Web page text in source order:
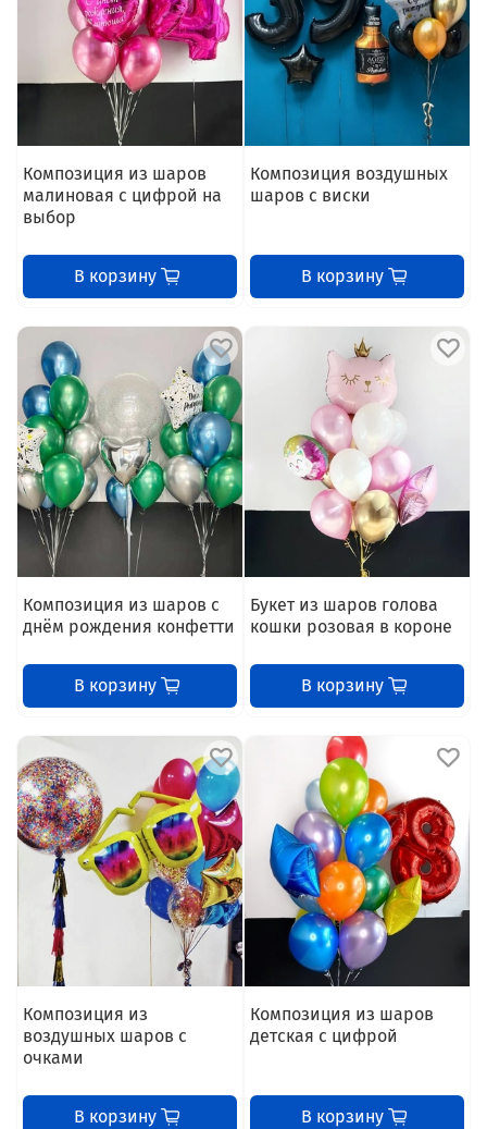
Композиция из шаров
малиновая с цифрой на
выбор
В корзину
Композиция воздушных
шаров с виски
В корзину
Композиция из шаров с
днём рождения конфетти
В корзину
Букет из шаров голова
кошки розовая в короне
В корзину
Композиция из
воздушных шаров с
очками
В корзину
Композиция из шаров
детская с цифрой
В корзину